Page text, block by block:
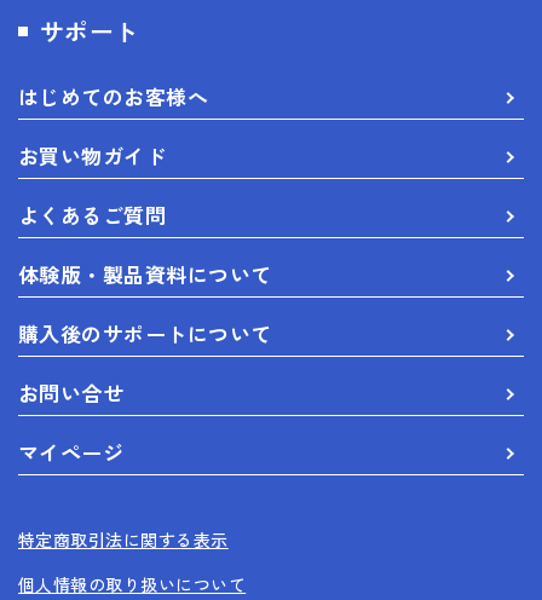
サポート
はじめてのお客様へ
お買い物ガイド
よくあるご質問
体験版・製品資料について
購入後のサポートについて
お問い合せ
マイページ
特定商取引法に関する表示
個人情報の取り扱いについて